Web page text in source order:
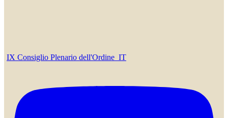
IX Consiglio Plenario dell'Ordine_IT